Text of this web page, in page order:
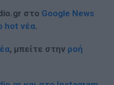
στο Google News
hot νέα.
, μπείτε στην ροή